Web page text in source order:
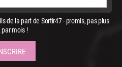
de la part de Sortir47 - promis, pas plus
par mois !